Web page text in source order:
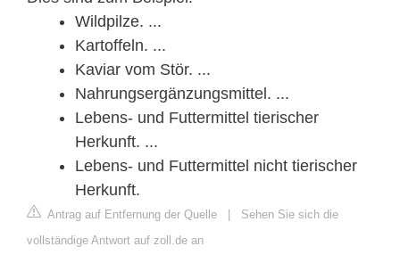
Wildpilze. ...
Kartoffeln. ...
Kaviar vom Stör. ...
Nahrungsergänzungsmittel. ...
Lebens- und Futtermittel tierischer
Herkunft. ...
Lebens- und Futtermittel nicht tierischer
Herkunft.
Antrag auf Entfernung der Quelle | Sehen Sie sich die
vollständige Antwort auf zoll.de an